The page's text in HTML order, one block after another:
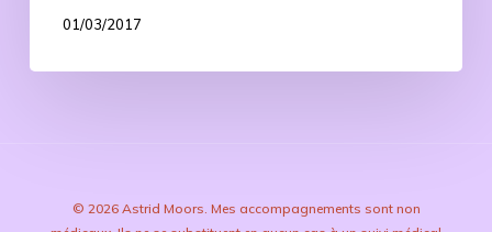
01/03/2017
© 2026 Astrid Moors. Mes accompagnements sont non